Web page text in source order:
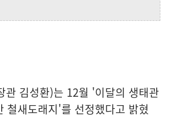
관 김성환)는 12월 '이달의 생태관
철새도래지'를 선정했다고 밝혔